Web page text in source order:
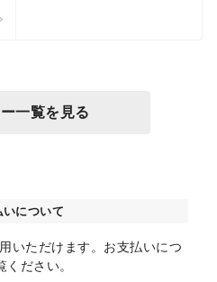
一覧を見る
いについて
いただけます。お支払いにつ
ください。